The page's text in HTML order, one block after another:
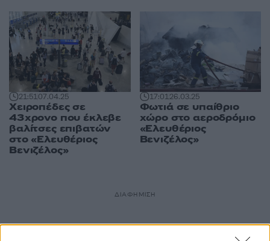
21:5107.04.25
Χειροπέδες σε
43χρονο που έκλεβε
βαλίτσες επιβατών
στο «Ελευθέριος
Βενιζέλος»
17:0126.03.25
Φωτιά σε υπαίθριο
χώρο στο αεροδρόμιο
«Ελευθέριος
Βενιζέλος»
ΔΙΑΦΗΜΙΣΗ